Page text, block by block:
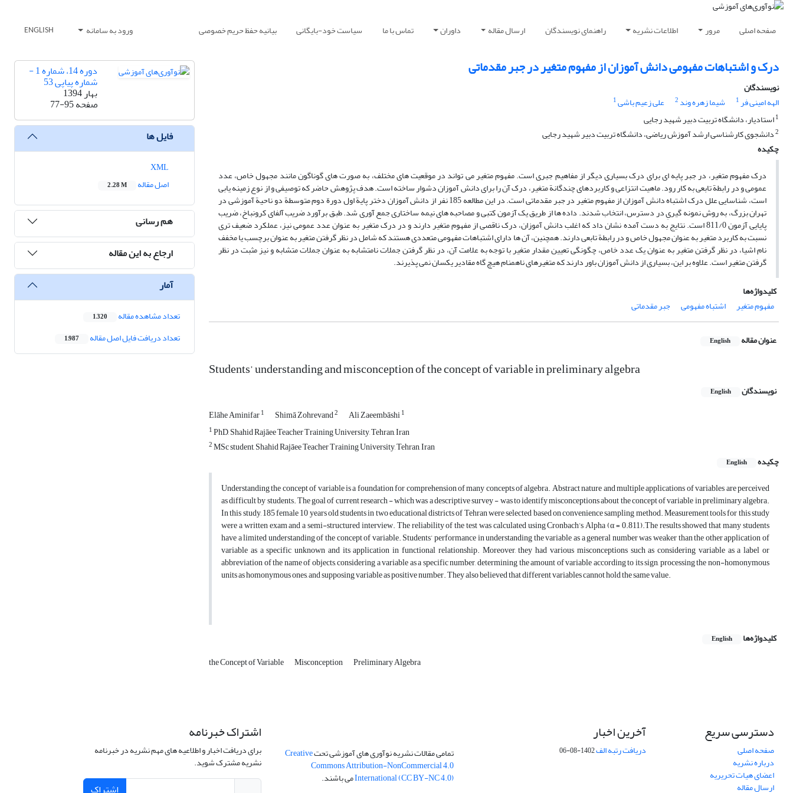
صفحه اصلی مرور اطلاعات نشریه راهنمای نویسندگان ارسال مقاله داوران تماس با ما سیاست خود-بایگانی بیانیه حفظ حریم خصوصی ورود به سامانه ENGLISH
درک و اشتباهات مفهومی دانش آموزان از مفهوم متغیر در جبر مقدماتی
نویسندگان
الهه امینی فر1 شیما زهره وند 2 علی زعیم باشی1
1استادیار، دانشگاه تربیت دبیر شهید رجایی
2دانشجوی کارشناسی ارشد آموزش ریاضی، دانشگاه تربیت دبیر شهید رجایی
چکیده
درک مفهوم متغیر، در جبر پایه ای برای درک بسیاری دیگر از مفاهیم جبری است. مفهوم متغیر می تواند در موقعیت های مختلف، به صورت های گوناگون مانند مجهول خاص، عدد
عمومی و در رابطة تابعی به کار رود. ماهیت انتزاعی و کاربردهای چندگانة متغیر، درک آن را برای دانش آموزان دشوار ساخته است. هدف پژوهش حاضر که توصیفی و از نوع زمینه یابی
است، شناسایی علل درک اشتباه دانش آموزان از مفهوم متغیر در جبر مقدماتی است. در این مطالعه 185 نفر از دانش آموزان دختر پایة اول دورة دوم متوسطة دو ناحیة آموزشی در
تهران بزرگ، به روش نمونه گیریِ در دسترس، انتخاب شدند. داده ها از طریق یک آزمون کتبی و مصاحبه های نیمه ساختاری جمع آوری شد. طبق برآورد ضریب آلفای کرونباخ، ضریب
پایایی آزمون 811/0 است. نتایج به دست آمده نشان داد که اغلب دانش آموزان، درک ناقصی از مفهوم متغیر دارند و در درک متغیر به عنوان عدد عمومی نیز، عملکرد ضعیف تری
نسبت به کاربرد متغیر به عنوان مجهول خاص و در رابطة تابعی دارند. همچنین، آن ها دارای اشتباهات مفهومی متعددی هستند که شامل در نظر گرفتن متغیر به عنوان برچسب یا مخفف
نام اشیا، در نظر گرفتن متغیر به عنوان یک عدد خاص، چگونگی تعیین مقدار متغیر با توجه به علامت آن، در نظر گرفتن جملات نامتشابه به عنوان جملات متشابه و نیز مثبت در نظر
گرفتن متغیر است. علاوه بر این، بسیاری از دانش آموزان باور دارند که متغیرهای ناهمنام هیچ گاه مقادیر یکسان نمی پذیرند.
کلیدواژه‌ها
مفهوم متغیر
اشتباه مفهومی جبر مقدماتی
عنوان مقاله English
Students’ understanding and misconception of the concept of variable in preliminary algebra
نویسندگان English
Elāhe Aminifar1 Shimā Zohrevand2 Ali Zaeembāshi1
1PhD, Shahid Rajāee Teacher Training University, Tehran, Iran
2MSc student, Shahid Rajāee Teacher Training University, Tehran, Iran
چکیده
English
Understanding the concept of variable is a foundation for comprehension of many concepts of algebra. Abstract nature and multiple applications of variables are perceived
as difficult by students. The goal of current research - which was a descriptive survey - was to identify misconceptions about the concept of variable in preliminary algebra.
In this study, 185 female 10 years old students in two educational districts of Tehran were selected based on convenience sampling method. Measurement tools for this study
were a written exam and a semi-structured interview. The reliability of the test was calculated using Cronbach’s Alpha (α = 0.811).The results showed that many students
have a limited understanding of the concept of variable. Students’ performance in understanding the variable as a general number was weaker than the other application of
variable as a specific unknown and its application in functional relationship. Moreover, they had various misconceptions such as considering variable as a label or
abbreviation of the name of objects, considering a variable as a specific number, determining the amount of variable according to its sign, processing the non-homonymous
units as homonymous ones, and supposing variable as positive number. They also believed that different variables cannot hold the same value.
کلیدواژه‌ها English
the Concept of Variable Misconception Preliminary Algebra
دوره 14، شماره 1 -
شماره پیاپی 53
بهار 1394
صفحه77-95
فایل ها
اصل مقاله
2.28 M
هم رسانی
ارجاع به این مقاله
آمار
تعداد مشاهده مقاله 1,320
تعداد دریافت فایل اصل مقاله 1,987
دسترسی سریع
صفحه اصلی
درباره نشریه
اعضای هیات تحریریه
ارسال مقاله
آخرین اخبار
دریافت رتبه الف1402-08-06 تمامی مقالات نشریه نوآوری های آموزشی تحتCreative
Commons Attribution-NonCommercial 4.0
International (CC BY-NC 4.0)می باشند.
اشتراک خبرنامه
برای دریافت اخبار و اطلاعیه های مهم نشریه در خبرنامه
نشریه مشترک شوید.